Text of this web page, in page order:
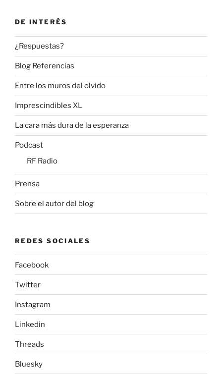
DE INTERÉS
¿Respuestas?
Blog Referencias
Entre los muros del olvido
Imprescindibles XL
La cara más dura de la esperanza
Podcast
RF Radio
Prensa
Sobre el autor del blog
REDES SOCIALES
Facebook
Twitter
Instagram
Linkedin
Threads
Bluesky